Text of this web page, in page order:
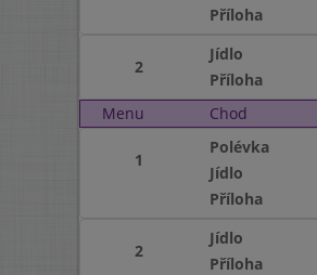
Příloha
2
Jídlo
Příloha
Menu
Chod
1
Polévka
Jídlo
Příloha
2
Jídlo
Příloha